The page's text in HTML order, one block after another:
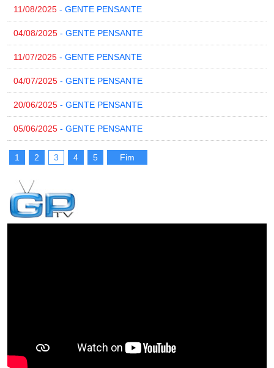
11/08/2025 - GENTE PENSANTE
04/08/2025 - GENTE PENSANTE
11/07/2025 - GENTE PENSANTE
04/07/2025 - GENTE PENSANTE
20/06/2025 - GENTE PENSANTE
05/06/2025 - GENTE PENSANTE
1 2 3 4 5 Fim